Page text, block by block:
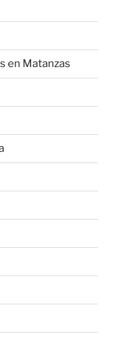
en Matanzas